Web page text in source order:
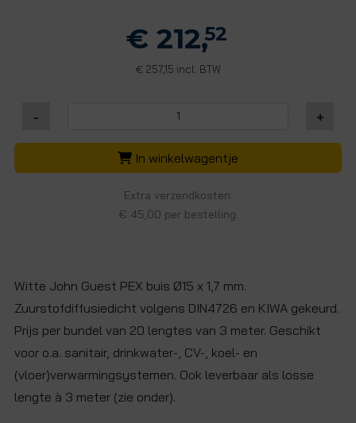
€ 212,52
€ 257,15 incl. BTW
- +
In winkelwagentje
Extra verzendkosten:
€ 45,00 per bestelling.
Witte John Guest PEX buis Ø15 x 1,7 mm.
Zuurstofdiffusiedicht volgens DIN4726 en KIWA gekeurd.
Prijs per bundel van 20 lengtes van 3 meter. Geschikt
voor o.a. sanitair, drinkwater-, CV-, koel- en
(vloer)verwarmingsystemen. Ook leverbaar als losse
lengte à 3 meter (zie onder).